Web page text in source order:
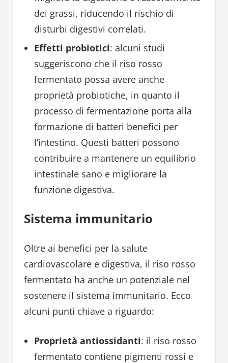
dei grassi, riducendo il rischio di
disturbi digestivi correlati.
Effetti probiotici: alcuni studi
suggeriscono che il riso rosso
fermentato possa avere anche
proprietà probiotiche, in quanto il
processo di fermentazione porta alla
formazione di batteri benefici per
l’intestino. Questi batteri possono
contribuire a mantenere un equilibrio
intestinale sano e migliorare la
funzione digestiva.
Sistema immunitario
Oltre ai benefici per la salute
cardiovascolare e digestiva, il riso rosso
fermentato ha anche un potenziale nel
sostenere il sistema immunitario. Ecco
alcuni punti chiave a riguardo:
Proprietà antiossidanti: il riso rosso
fermentato contiene pigmenti rossi e